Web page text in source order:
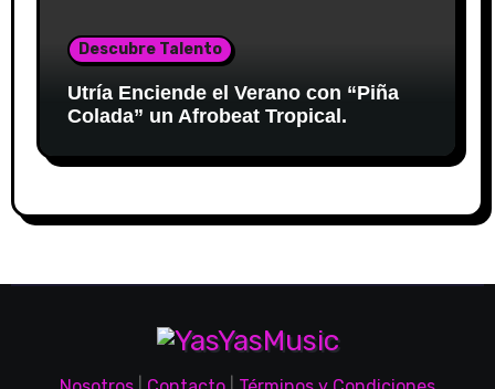
Descubre Talento
Utría Enciende el Verano con “Piña
Colada” un Afrobeat Tropical.